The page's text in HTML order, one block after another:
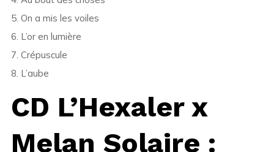
5. On a mis les voiles
6. L’or en lumière
7. Crépuscule
8. L’aube
CD L’Hexaler x
Melan Solaire :